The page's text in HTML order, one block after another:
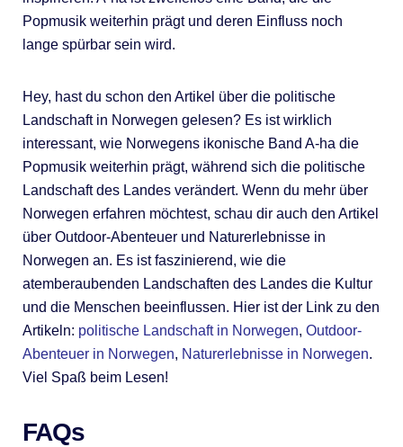
Popmusik weiterhin prägt und deren Einfluss noch
lange spürbar sein wird.
Hey, hast du schon den Artikel über die politische
Landschaft in Norwegen gelesen? Es ist wirklich
interessant, wie Norwegens ikonische Band A-ha die
Popmusik weiterhin prägt, während sich die politische
Landschaft des Landes verändert. Wenn du mehr über
Norwegen erfahren möchtest, schau dir auch den Artikel
über Outdoor-Abenteuer und Naturerlebnisse in
Norwegen an. Es ist faszinierend, wie die
atemberaubenden Landschaften des Landes die Kultur
und die Menschen beeinflussen. Hier ist der Link zu den
Artikeln: politische Landschaft in Norwegen, Outdoor-
Abenteuer in Norwegen, Naturerlebnisse in Norwegen.
Viel Spaß beim Lesen!
FAQs